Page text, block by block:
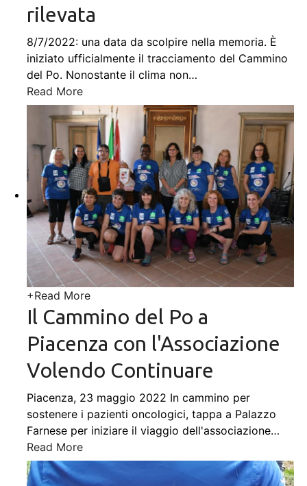
rilevata
8/7/2022: una data da scolpire nella memoria. È
iniziato ufficialmente il tracciamento del Cammino
del Po. Nonostante il clima non…
Read More
+Read More
Il Cammino del Po a
Piacenza con l'Associazione
Volendo Continuare
Piacenza, 23 maggio 2022 In cammino per
sostenere i pazienti oncologici, tappa a Palazzo
Farnese per iniziare il viaggio dell'associazione…
Read More